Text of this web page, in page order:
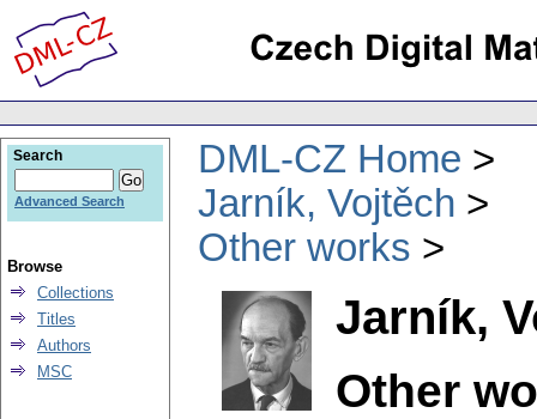
DML-CZ Home
Jarník, Vojtěch
Other works
Jarník,
Other
Search
Advanced Search
Browse
Collections
Titles
Authors
MSC